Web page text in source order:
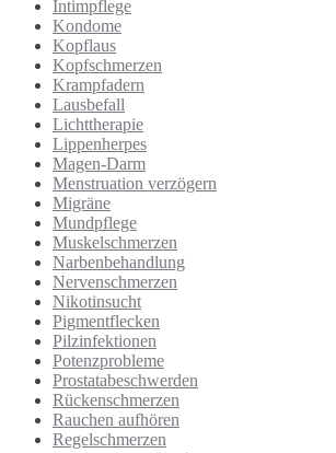
Intimpflege
Kondome
Kopflaus
Kopfschmerzen
Krampfadern
Lausbefall
Lichttherapie
Lippenherpes
Magen-Darm
Menstruation verzögern
Migräne
Mundpflege
Muskelschmerzen
Narbenbehandlung
Nervenschmerzen
Nikotinsucht
Pigmentflecken
Pilzinfektionen
Potenzprobleme
Prostatabeschwerden
Rückenschmerzen
Rauchen aufhören
Regelschmerzen